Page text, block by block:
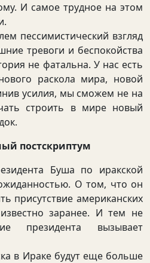
И самое трудное на этом
пессимистический взгляд
тревоги и беспокойства
не фатальна. У нас есть
раскола мира, новой
усилия, мы сможем не на
строить в мире новый
постскриптум
Буша по иракской
О том, что он
присутствие американских
заранее. И тем не
президента вызывает
в Ираке будут еще больше